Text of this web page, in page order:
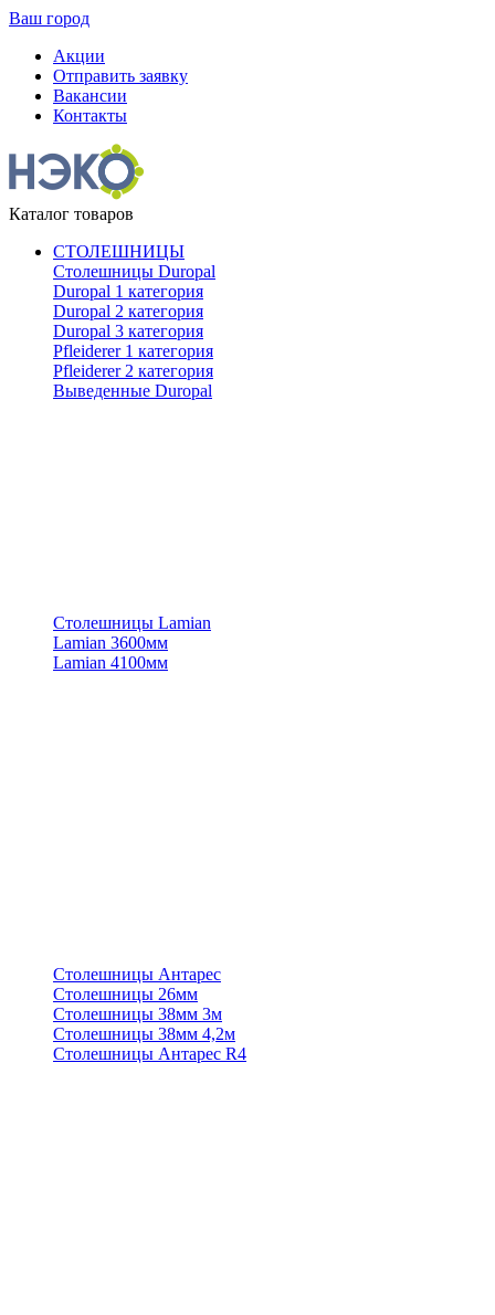
Ваш город
Акции
Отправить заявку
Вакансии
Контакты
Каталог товаров
СТОЛЕШНИЦЫ
Столешницы Duropal
Duropal 1 категория
Duropal 2 категория
Duropal 3 категория
Pfleiderer 1 категория
Pfleiderer 2 категория
Выведенные Duropal
Столешницы Lamian
Lamian 3600мм
Lamian 4100мм
Столешницы Антарес
Столешницы 26мм
Столешницы 38мм 3м
Столешницы 38мм 4,2м
Столешницы Антарес R4